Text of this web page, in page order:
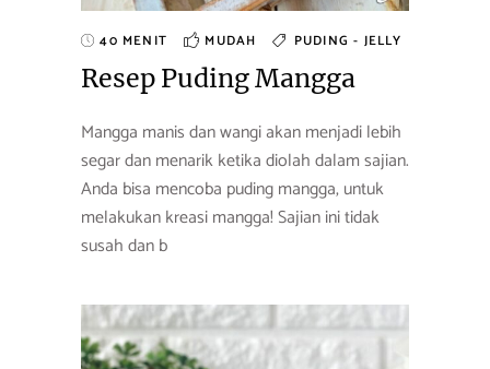
40 MENIT MUDAH PUDING - JELLY
Resep Puding Mangga
Mangga manis dan wangi akan menjadi lebih
segar dan menarik ketika diolah dalam sajian.
Anda bisa mencoba puding mangga, untuk
melakukan kreasi mangga! Sajian ini tidak
susah dan b